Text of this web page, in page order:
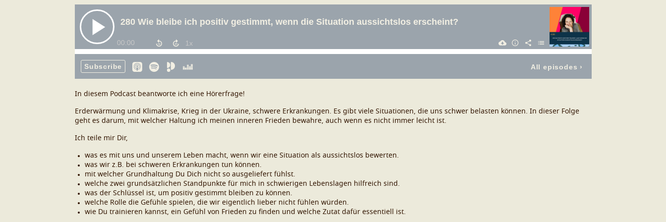
In diesem Podcast beantworte ich eine Hörerfrage!
Erderwärmung und Klimakrise, Krieg in der Ukraine, schwere Erkrankungen. Es gibt viele Situationen, die uns schwer belasten können. In dieser Folge
geht es darum, mit welcher Haltung ich meinen inneren Frieden bewahre, auch wenn es nicht immer leicht ist.
Ich teile mir Dir,
was es mit uns und unserem Leben macht, wenn wir eine Situation als aussichtslos bewerten.
was wir z.B. bei schweren Erkrankungen tun können.
mit welcher Grundhaltung Du Dich nicht so ausgeliefert fühlst.
welche zwei grundsätzlichen Standpunkte für mich in schwierigen Lebenslagen hilfreich sind.
was der Schlüssel ist, um positiv gestimmt bleiben zu können.
welche Rolle die Gefühle spielen, die wir eigentlich lieber nicht fühlen würden.
wie Du trainieren kannst, ein Gefühl von Frieden zu finden und welche Zutat dafür essentiell ist.